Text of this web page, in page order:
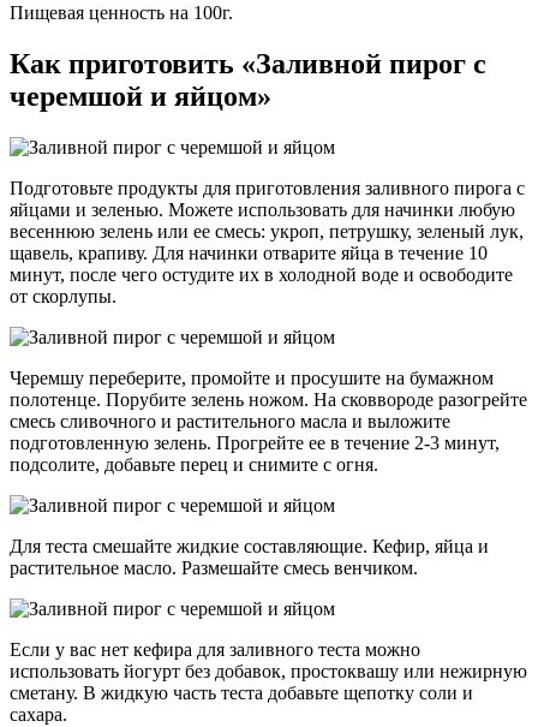
Пищевая ценность на 100г.
Как приготовить «Заливной пирог с
черемшой и яйцом»
Подготовьте продукты для приготовления заливного пирога с
яйцами и зеленью. Можете использовать для начинки любую
весеннюю зелень или ее смесь: укроп, петрушку, зеленый лук,
щавель, крапиву. Для начинки отварите яйца в течение 10
минут, после чего остудите их в холодной воде и освободите
от скорлупы.
Черемшу переберите, промойте и просушите на бумажном
полотенце. Порубите зелень ножом. На сковвороде разогрейте
смесь сливочного и растительного масла и выложите
подготовленную зелень. Прогрейте ее в течение 2-3 минут,
подсолите, добавьте перец и снимите с огня.
Для теста смешайте жидкие составляющие. Кефир, яйца и
растительное масло. Размешайте смесь венчиком.
Если у вас нет кефира для заливного теста можно
использовать йогурт без добавок, простоквашу или нежирную
сметану. В жидкую часть теста добавьте щепотку соли и
сахара.